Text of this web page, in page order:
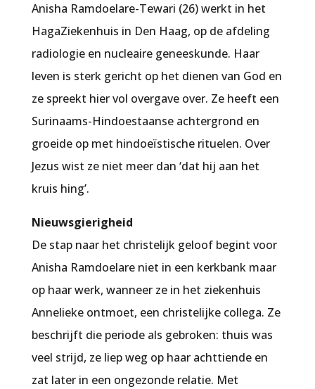
Anisha Ramdoelare-Tewari (26) werkt in het
HagaZiekenhuis in Den Haag, op de afdeling
radiologie en nucleaire geneeskunde. Haar
leven is sterk gericht op het dienen van God en
ze spreekt hier vol overgave over. Ze heeft een
Surinaams-Hindoestaanse achtergrond en
groeide op met hindoeïstische rituelen. Over
Jezus wist ze niet meer dan ‘dat hij aan het
kruis hing’.
Nieuwsgierigheid
De stap naar het christelijk geloof begint voor
Anisha Ramdoelare niet in een kerkbank maar
op haar werk, wanneer ze in het ziekenhuis
Annelieke ontmoet, een christelijke collega. Ze
beschrijft die periode als gebroken: thuis was
veel strijd, ze liep weg op haar achttiende en
zat later in een ongezonde relatie. Met